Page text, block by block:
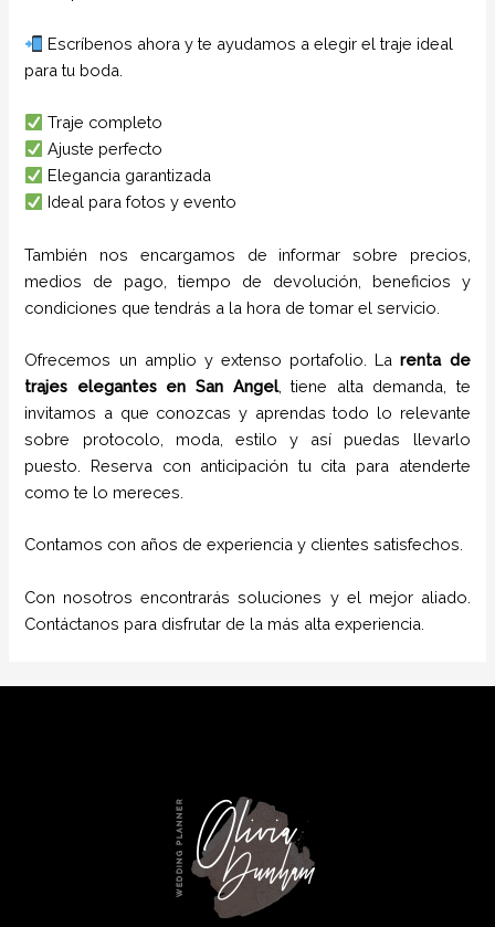
Escríbenos ahora y te ayudamos a elegir el traje ideal
para tu boda.
Traje completo
Ajuste perfecto
Elegancia garantizada
Ideal para fotos y evento
También nos encargamos de informar sobre precios,
medios de pago, tiempo de devolución, beneficios y
condiciones que tendrás a la hora de tomar el servicio.
Ofrecemos un amplio y extenso portafolio. Larenta de
trajes elegantes en San Angel, tiene alta demanda, te
invitamos a que conozcas y aprendas todo lo relevante
sobre protocolo, moda, estilo y así puedas llevarlo
puesto. Reserva con anticipación tu cita para atenderte
como te lo mereces.
Contamos con años de experiencia y clientes satisfechos.
Con nosotros encontrarás soluciones y el mejor aliado.
Contáctanos para disfrutar de la más alta experiencia.